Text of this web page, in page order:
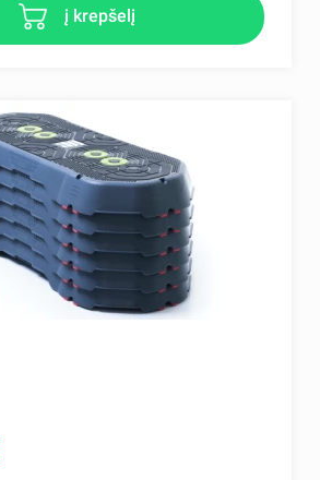
į krepšelį